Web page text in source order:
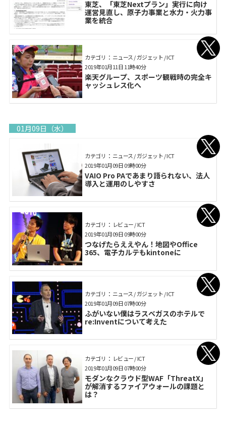
東芝、「東芝Nextプラン」実行に向け
運営見直し、原子力事業と水力・火力事
業を統合
カテゴリ： ニュース / ガジェット / ICT
楽天グループ、スポーツ観戦時の完全キ
ャッシュレス化へ
2019年01月11日 11時40分
01月09日（水）
カテゴリ： ニュース / ガジェット / ICT
VAIO Pro PAであまり語られない、法人
導入と運用のしやすさ
2019年01月09日 09時00分
カテゴリ： レビュー / ICT
つなげたらええやん！地図やOffice
365、電子カルテもkintoneに
2019年01月09日 09時00分
カテゴリ： ニュース / ガジェット / ICT
ふがいない僕はラスベガスのホテルで
re:Inventについて考えた
2019年01月09日 07時00分
カテゴリ： レビュー / ICT
モダンなクラウド型WAF「ThreatX」
が解消するファイアウォールの課題と
は？
2019年01月09日 07時00分